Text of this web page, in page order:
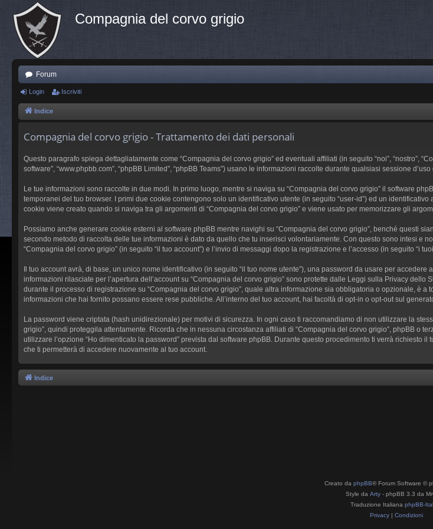
Compagnia del corvo grigio
Forum
Login Iscriviti
Indice
Compagnia del corvo grigio - Trattamento dei dati personali
Questo paragrafo spiega dettagliatamente come “Compagnia del corvo grigio” ed eventuali affiliati (in seguito “noi”, “nostro”,
software”, “www.phpbb.com”, “phpBB Limited”, “phpBB Teams”) usano le informazioni raccolte durante qualsiasi sessione
Le tue informazioni sono raccolte in due modi. In primo luogo, mentre si naviga su “Compagnia del corvo grigio” il software
temporanei del tuo browser. I primi due cookie contengono solo un identificativo utente (in seguito “user-id”) ed un
cookie viene creato quando si naviga tra gli argomenti di “Compagnia del corvo grigio” e viene usato per memorizzare gli
Possiamo anche generare cookie esterni al software phpBB mentre navighi su “Compagnia del corvo grigio”, benché questi
secondo metodo di raccolta delle tue informazioni è dato da quello che tu inserisci volontariamente. Con questo sono intesi e
“Compagnia del corvo grigio” (in seguito “il tuo account”) e l’invio di messaggi dopo la registrazione e l’accesso (in seguito “i
Il tuo account avrà, di base, un unico nome identificativo (in seguito “il tuo nome utente”), una password da usare per
informazioni rilasciate per l’apertura dell’account su “Compagnia del corvo grigio” sono protette dalle Leggi sulla Privacy
durante il processo di registrazione su “Compagnia del corvo grigio”, quale altra informazione sia obbligatoria o opzionale, è
informazioni che hai fornito possano essere rese pubbliche. All’interno del tuo account, hai facoltà di opt-in o opt-out sul
La password viene criptata (hash unidirezionale) per motivi di sicurezza. In ogni caso ti raccomandiamo di non utilizzare la
grigio”, quindi proteggila attentamente. Ricorda che in nessuna circostanza affiliati di “Compagnia del corvo grigio”, phpBB o
utilizzare l’opzione “Ho dimenticato la password” prevista dal software phpBB. Durante questo procedimento ti verrà
che ti permetterà di accedere nuovamente al tuo account.
Indice
Creato da phpBB® Forum Software ©
Style da Arty - phpBB 3.3 da
Traduzione Italiana phpBB-
Privacy | Condizioni